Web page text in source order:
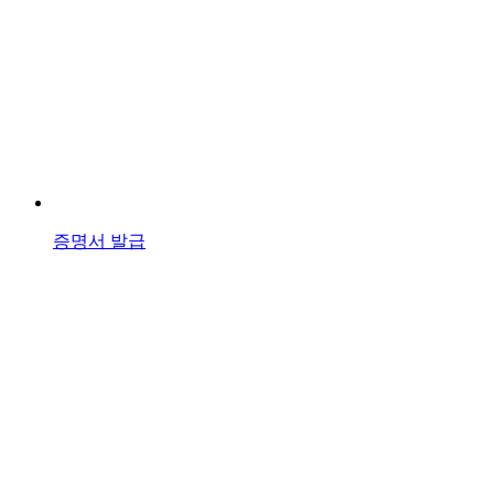
증명서 발급